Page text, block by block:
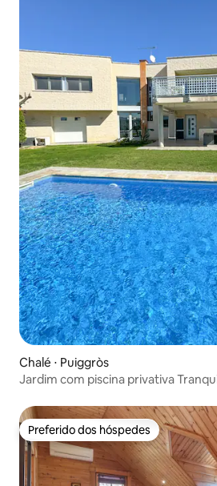
Chalé ⋅ Puiggròs
Jardim com piscina privativa
Preferido dos hóspedes
Preferido dos hóspedes